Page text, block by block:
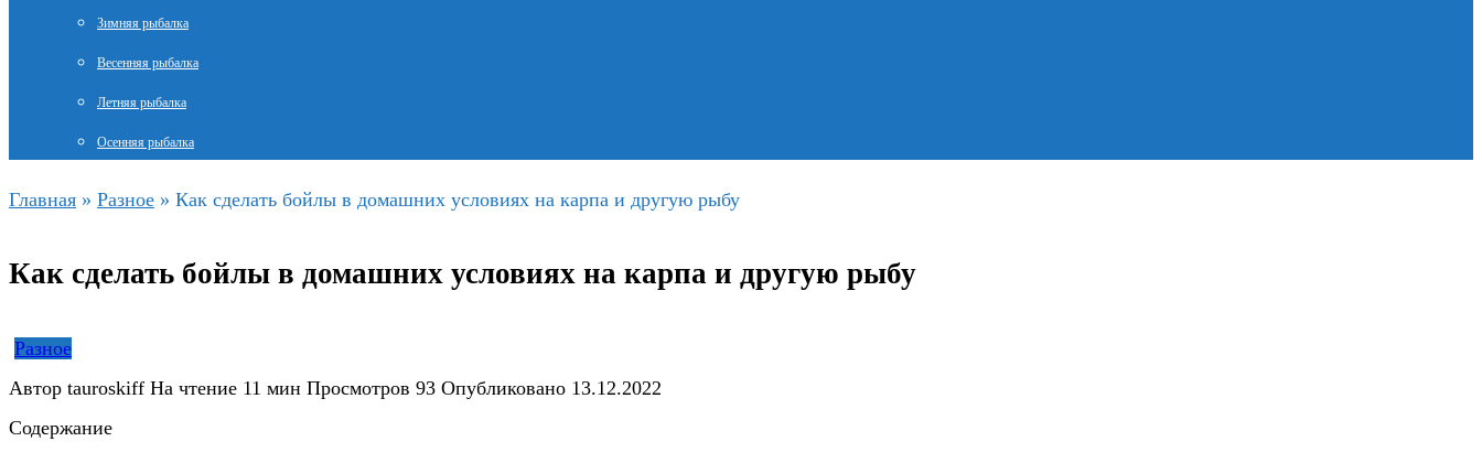
Зимняя рыбалка
Весенняя рыбалка
Летняя рыбалка
Осенняя рыбалка
Главная » Разное » Как сделать бойлы в домашних условиях на карпа и другую рыбу
Как сделать бойлы в домашних условиях на карпа и другую рыбу
Разное
Автор tauroskiff На чтение 11 мин Просмотров 93 Опубликовано 13.12.2022
Содержание